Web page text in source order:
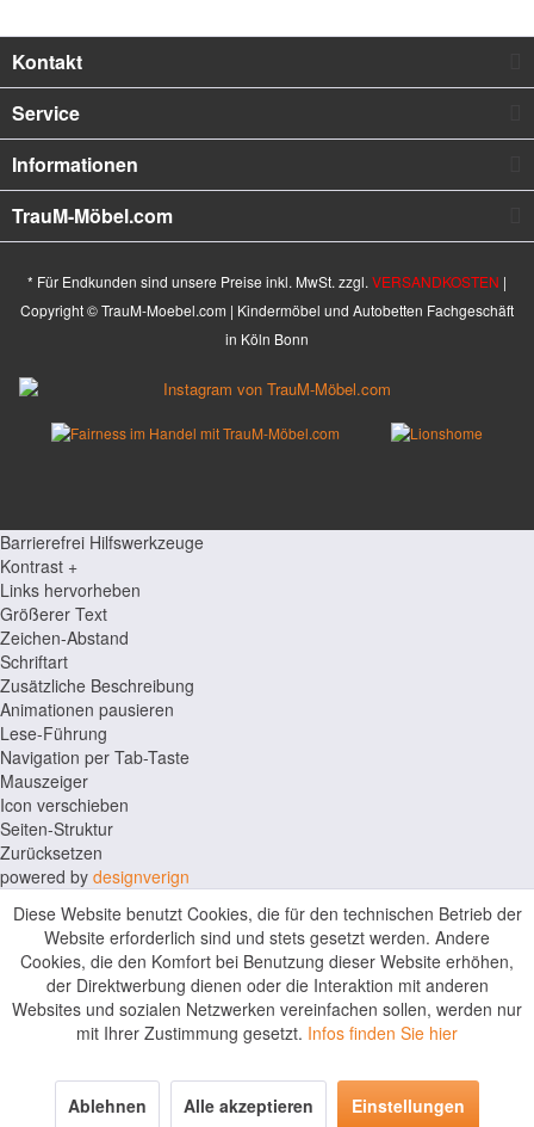
Kontakt
Service
Informationen
TrauM-Möbel.com
* Für Endkunden sind unsere Preise inkl. MwSt. zzgl. VERSANDKOSTEN |
Copyright © TrauM-Moebel.com | Kindermöbel und Autobetten Fachgeschäft
in Köln Bonn
Diese Website benutzt Cookies, die für den technischen Betrieb der
Website erforderlich sind und stets gesetzt werden. Andere
Cookies, die den Komfort bei Benutzung dieser Website erhöhen,
der Direktwerbung dienen oder die Interaktion mit anderen
Websites und sozialen Netzwerken vereinfachen sollen, werden nur
mit Ihrer Zustimmung gesetzt. Infos finden Sie hier
Ablehnen Alle akzeptieren Einstellungen
Barrierefrei Hilfswerkzeuge
Kontrast +
Links hervorheben
Größerer Text
Zeichen-Abstand
Schriftart
Zusätzliche Beschreibung
Animationen pausieren
Lese-Führung
Navigation per Tab-Taste
Mauszeiger
Icon verschieben
Seiten-Struktur
Zurücksetzen
powered by designverign